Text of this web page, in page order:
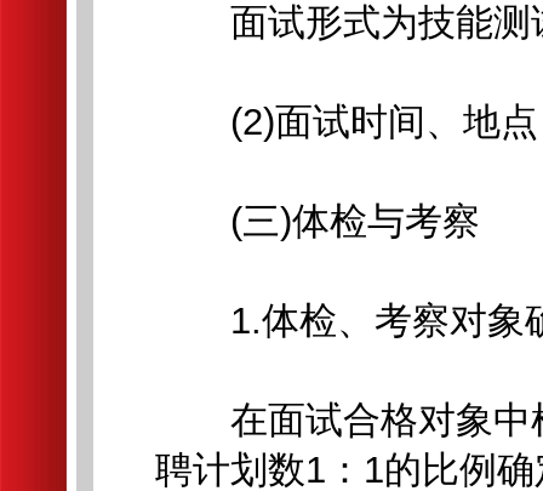
面试形式为技能测
(2)面试时间、地点
(三)体检与考察
1.体检、考察对象
在面试合格对象中
聘计划数1：1的比例